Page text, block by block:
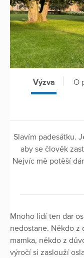
Výzva O
Slavím padesátku.
aby se člověk
Nejvíc mě potěší
Mnoho lidí ten dar
nedostane. Někdo z
mamka, někdo z
výročí si zaslouží